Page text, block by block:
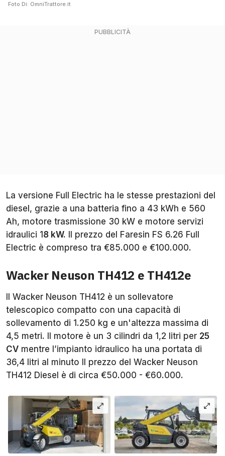
Foto Di: OmniTrattore.it
La versione Full Electric ha le stesse prestazioni del
diesel, grazie a una batteria fino a 43 kWh e 560
Ah, motore trasmissione 30 kW e motore servizi
idraulici 1 8 kW. Il prezzo del Faresin FS 6.26 Full
Electric è compreso tra €85.000 e €100.000.
Wacker Neuson TH412 e TH412e
Il Wacker Neuson TH412 è un sollevatore
telescopico compatto con una capacità di
sollevamento di 1.250 kg e un'altezza massima di
4,5 metri. Il motore è un 3 cilindri da 1,2 litri per 25
CV mentre l’impianto idraulico ha una portata di
36,4 litri al minuto Il prezzo del Wacker Neuson
TH412 Diesel è di circa €50.000 - €60.000.